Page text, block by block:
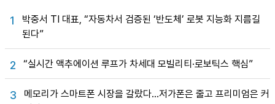
1
박중서 TI 대표, “자동차서 검증된 ‘반도체’ 로봇 지능화 지름길
된다”
2 “실시간 액추에이션 루프가 차세대 모빌리티·로보틱스 핵심”
3
메모리가 스마트폰 시장을 갈랐다…저가폰은 줄고 프리미엄은 커